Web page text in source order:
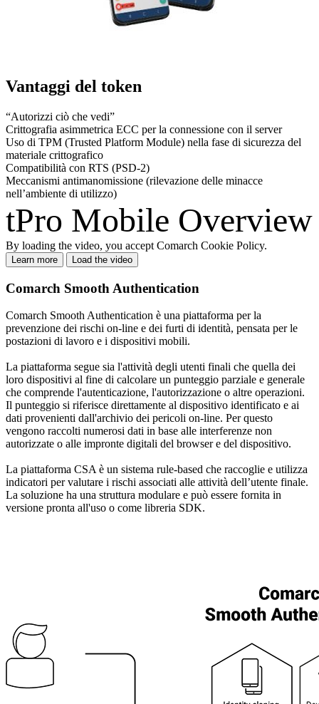
Vantaggi del token
“Autorizzi ciò che vedi”
Crittografia asimmetrica ECC per la connessione con il server
Uso di TPM (Trusted Platform Module) nella fase di sicurezza del
materiale crittografico
Compatibilità con RTS (PSD-2)
Meccanismi antimanomissione (rilevazione delle minacce
nell’ambiente di utilizzo)
tPro Mobile Overview
By loading the video, you accept Comarch Cookie Policy.
Learn more Load the video
Comarch Smooth Authentication
Comarch Smooth Authentication è una piattaforma per la
prevenzione dei rischi on-line e dei furti di identità, pensata per le
postazioni di lavoro e i dispositivi mobili.
La piattaforma segue sia l'attività degli utenti finali che quella dei
loro dispositivi al fine di calcolare un punteggio parziale e generale
che comprende l'autenticazione, l'autorizzazione o altre operazioni.
Il punteggio si riferisce direttamente al dispositivo identificato e ai
dati provenienti dall'archivio dei pericoli on-line. Per questo
vengono raccolti numerosi dati in base alle interferenze non
autorizzate o alle impronte digitali del browser e del dispositivo.
La piattaforma CSA è un sistema rule-based che raccoglie e utilizza
indicatori per valutare i rischi associati alle attività dell’utente finale.
La soluzione ha una struttura modulare e può essere fornita in
versione pronta all'uso o come libreria SDK.